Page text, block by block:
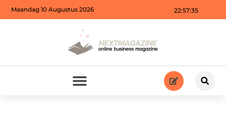
22:57:36
Maandag 10 Augustus 2026